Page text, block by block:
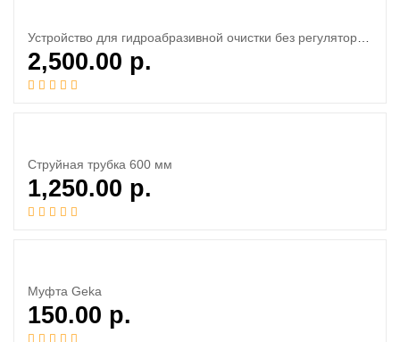
2,500.00 р.
Струйная трубка 600 мм
1,250.00 р.
Муфта Geka
150.00 р.